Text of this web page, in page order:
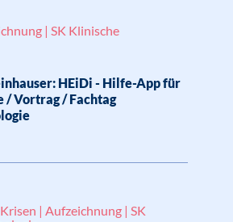
| SK Klinische
HEiDi - Hilfe-App für
/ Vortrag / Fachtag
| Aufzeichnung | SK